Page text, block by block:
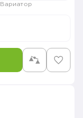
Вариатор